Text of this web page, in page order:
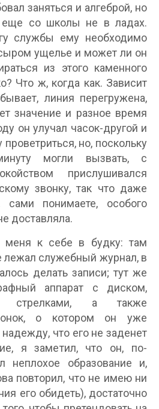
заняться и алгеброй, но
еще со школы не в ладах.
службы ему необходимо
ущелье и может ли он
из этого каменного
Что ж, когда как. Зависит
линия перегружена,
значение и разное время
он улучал часок-другой и
но, поскольку
могли вызвать, с
прислушивался
звонку, так что даже
сами понимаете, особого
доставляла.
меня к себе в будку: там
лежал служебный журнал, в
делать записи; тут же
аппарат с диском,
стрелками, а также
о котором он уже
что его не заденет
я заметил, что он, по-
неплохое образование и,
повторил, что не имею ни
его обидеть), достаточно